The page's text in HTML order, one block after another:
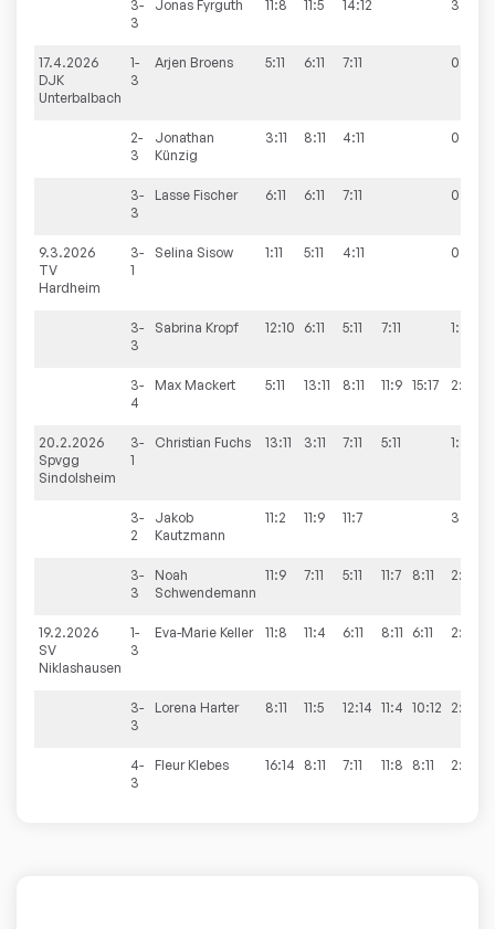
3-
3
Jonas Fyrguth 11:8 11:5 14:12 3:0
17.4.2026
DJK
Unterbalbach
1-
3
Arjen Broens 5:11 6:11 7:11 0:3
2-
3
Jonathan
Künzig
3:11 8:11 4:11 0:3
3-
3
Lasse Fischer 6:11 6:11 7:11 0:3
9.3.2026
TV
Hardheim
3-
1
Selina Sisow 1:11 5:11 4:11 0:3
3-
3
Sabrina Kropf 12:10 6:11 5:11 7:11 1:3
3-
4
Max Mackert 5:11 13:11 8:11 11:9 15:17 2:3
20.2.2026
Spvgg
Sindolsheim
3-
1
Christian Fuchs 13:11 3:11 7:11 5:11 1:3
3-
2
Jakob
Kautzmann
11:2 11:9 11:7 3:0
3-
3
Noah
Schwendemann
11:9 7:11 5:11 11:7 8:11 2:3
19.2.2026
SV
Niklashausen
1-
3
Eva-Marie Keller 11:8 11:4 6:11 8:11 6:11 2:3
3-
3
Lorena Harter 8:11 11:5 12:14 11:4 10:12 2:3
4-
3
Fleur Klebes 16:14 8:11 7:11 11:8 8:11 2:3